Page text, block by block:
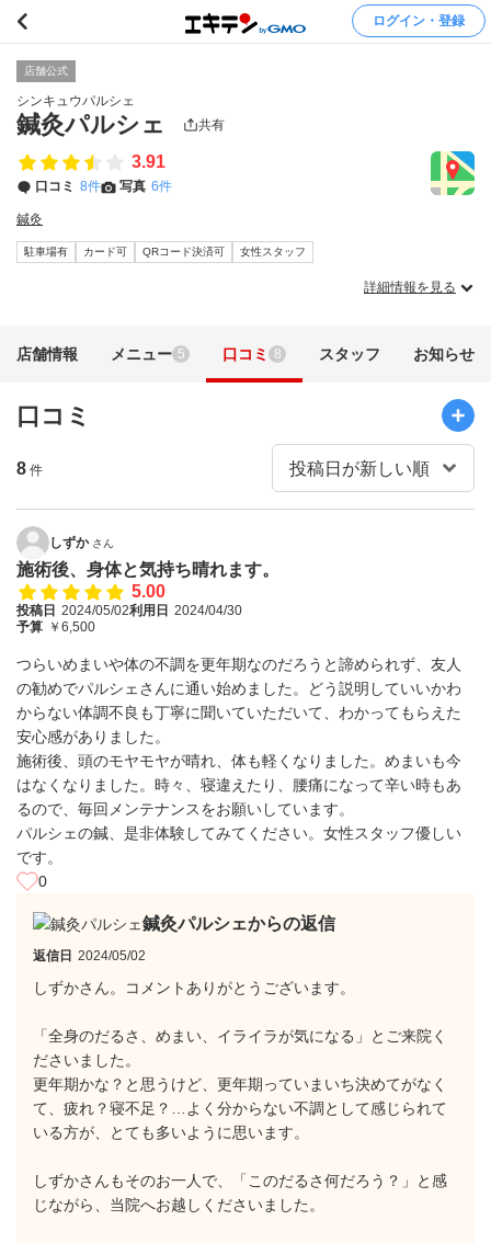
ログイン・登録
店舗公式
シンキュウパルシェ
鍼灸パルシェ 共有
3.91
口コミ 8件 写真 6件
鍼灸
駐車場有 カード可 QRコード決済可 女性スタッフ
詳細情報を見る
店舗情報 メニュー 5 口コミ 8 スタッフ お知らせ
口コミ
8 件
しずか さん
施術後、身体と気持ち晴れます。
5.00
投稿日 2024/05/02利用日 2024/04/30
予算 ￥6,500
つらいめまいや体の不調を更年期なのだろうと諦められず、友人
の勧めでパルシェさんに通い始めました。どう説明していいかわ
からない体調不良も丁寧に聞いていただいて、わかってもらえた
安心感がありました。
施術後、頭のモヤモヤが晴れ、体も軽くなりました。めまいも今
はなくなりました。時々、寝違えたり、腰痛になって辛い時もあ
るので、毎回メンテナンスをお願いしています。
パルシェの鍼、是非体験してみてください。女性スタッフ優しい
です。
0
鍼灸パルシェからの返信
返信日 2024/05/02
しずかさん。コメントありがとうございます。
「全身のだるさ、めまい、イライラが気になる」とご来院く
ださいました。
更年期かな？と思うけど、更年期っていまいち決めてがなく
て、疲れ？寝不足？…よく分からない不調として感じられて
いる方が、とても多いように思います。
しずかさんもそのお一人で、「このだるさ何だろう？」と感
じながら、当院へお越しくださいました。